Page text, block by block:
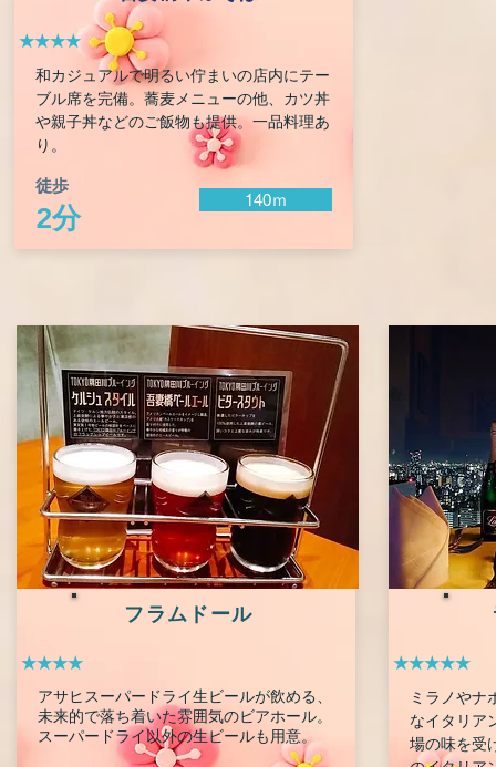
★★★★
和カジュアルで明るい佇まいの店内にテー
ブル席を完備。蕎麦メニューの他、カツ丼
や親子丼などのご飯物も提供。一品料理あ
り。
徒歩
2分
140ｍ
フラムドール
★★★★
アサヒスーパードライ生ビールが飲める、
未来的で落ち着いた雰囲気のビアホール。
スーパードライ以外の生ビールも用意。
★★★★★
ミラノやナ
なイタリア
場の味を受